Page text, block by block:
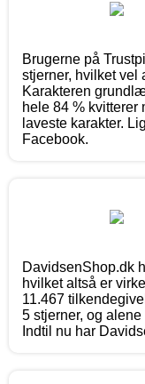
Brugerne på
stjerner, hvilket vel
Karakteren
hele 84 % kvitterer
laveste karakter.
Facebook.
DavidsenShop.dk
hvilket altså er
11.467
5 stjerner, og
Indtil nu har